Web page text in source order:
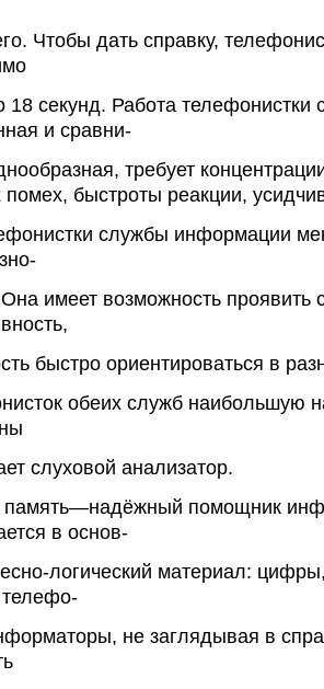
Чтобы дать справку,
18 секунд. Работа телефонистки
и сравни-
требует
помех, быстроты реакции,
службы информации
имеет возможность проявить
быстро ориентироваться в
обеих служб наибольшую
слуховой анализатор.
помощник
в основ-
логический материал:
не заглядывая в